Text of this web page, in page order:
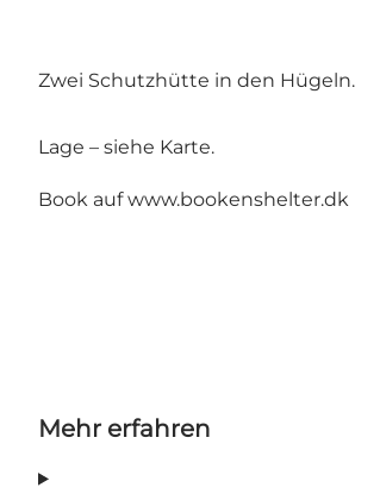
Zwei Schutzhütte in den Hügeln.
Lage – siehe Karte.
Book auf www.bookenshelter.dk
Mehr erfahren